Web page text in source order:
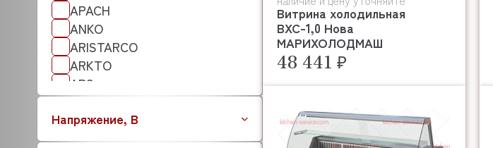
APACH
ANKO
ARISTARCO
ARKTO
APS
ATA
ATESY (АТЕСИ)
ATOLLSPEED
Напряжение, В
Витрина холодильная
ВХС-1,0 Нова
МАРИХОЛОДМАШ
48 441 ₽